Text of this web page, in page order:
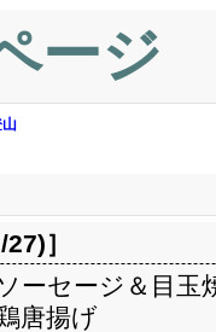
ージ
27)］
ーセージ＆目玉
唐揚げ